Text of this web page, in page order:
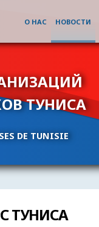
ТУНИСА
DE TUNISIE
О НАС НОВОСТИ
ТУНИСА